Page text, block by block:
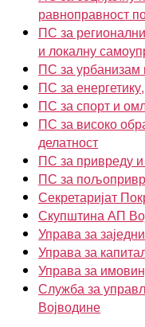
равноправност
ПС за
и локалну
ПС за урбанизам
ПС за
ПС за спорт и
ПС за високо
делатност
ПС за привреду
ПС за
Секретаријат
Скупштина АП
Управа за
Управа за
Управа за
Служба за
Војводине